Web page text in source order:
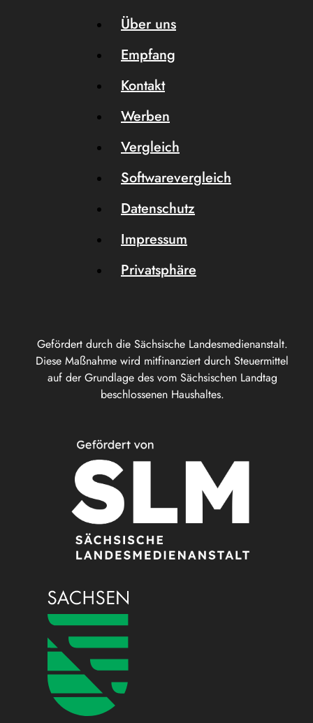
Gefördert durch die Sächsische Landesmedienanstalt.
Diese Maßnahme wird mitfinanziert durch Steuermittel
auf der Grundlage des vom Sächsischen Landtag
beschlossenen Haushaltes.
Über uns
Empfang
Kontakt
Werben
Vergleich
Softwarevergleich
Datenschutz
Impressum
Privatsphäre